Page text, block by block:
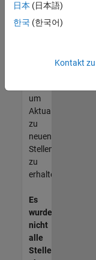
entsprechen,
werden
unseres
um
Aktualisierungen
zu
neuen
Stellenangeboten
zu
erhalten.
Es
wurden
nicht
alle
Stellen
日本 (日本語)
한국 (한국어)
Kontakt